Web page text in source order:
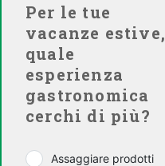
Per le tue
vacanze estive,
quale
esperienza
gastronomica
cerchi di più?
Assaggiare prodotti